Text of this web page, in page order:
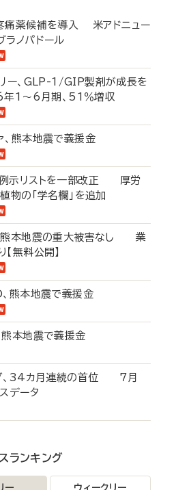
痛薬候補を導入 米アドニュー
ラノパドール
リー、GLP-1/GIP製剤が成長を
～6月期、51％増収
、熊本地震で義援金
示リストを一部改正 厚労
物の「学名欄」を追加
熊本地震の重大被害なし 業
無料公開】
、熊本地震で義援金
熊本地震で義援金
、34カ月連続の首位 7月
データ
ランキング
ー ウィークリー